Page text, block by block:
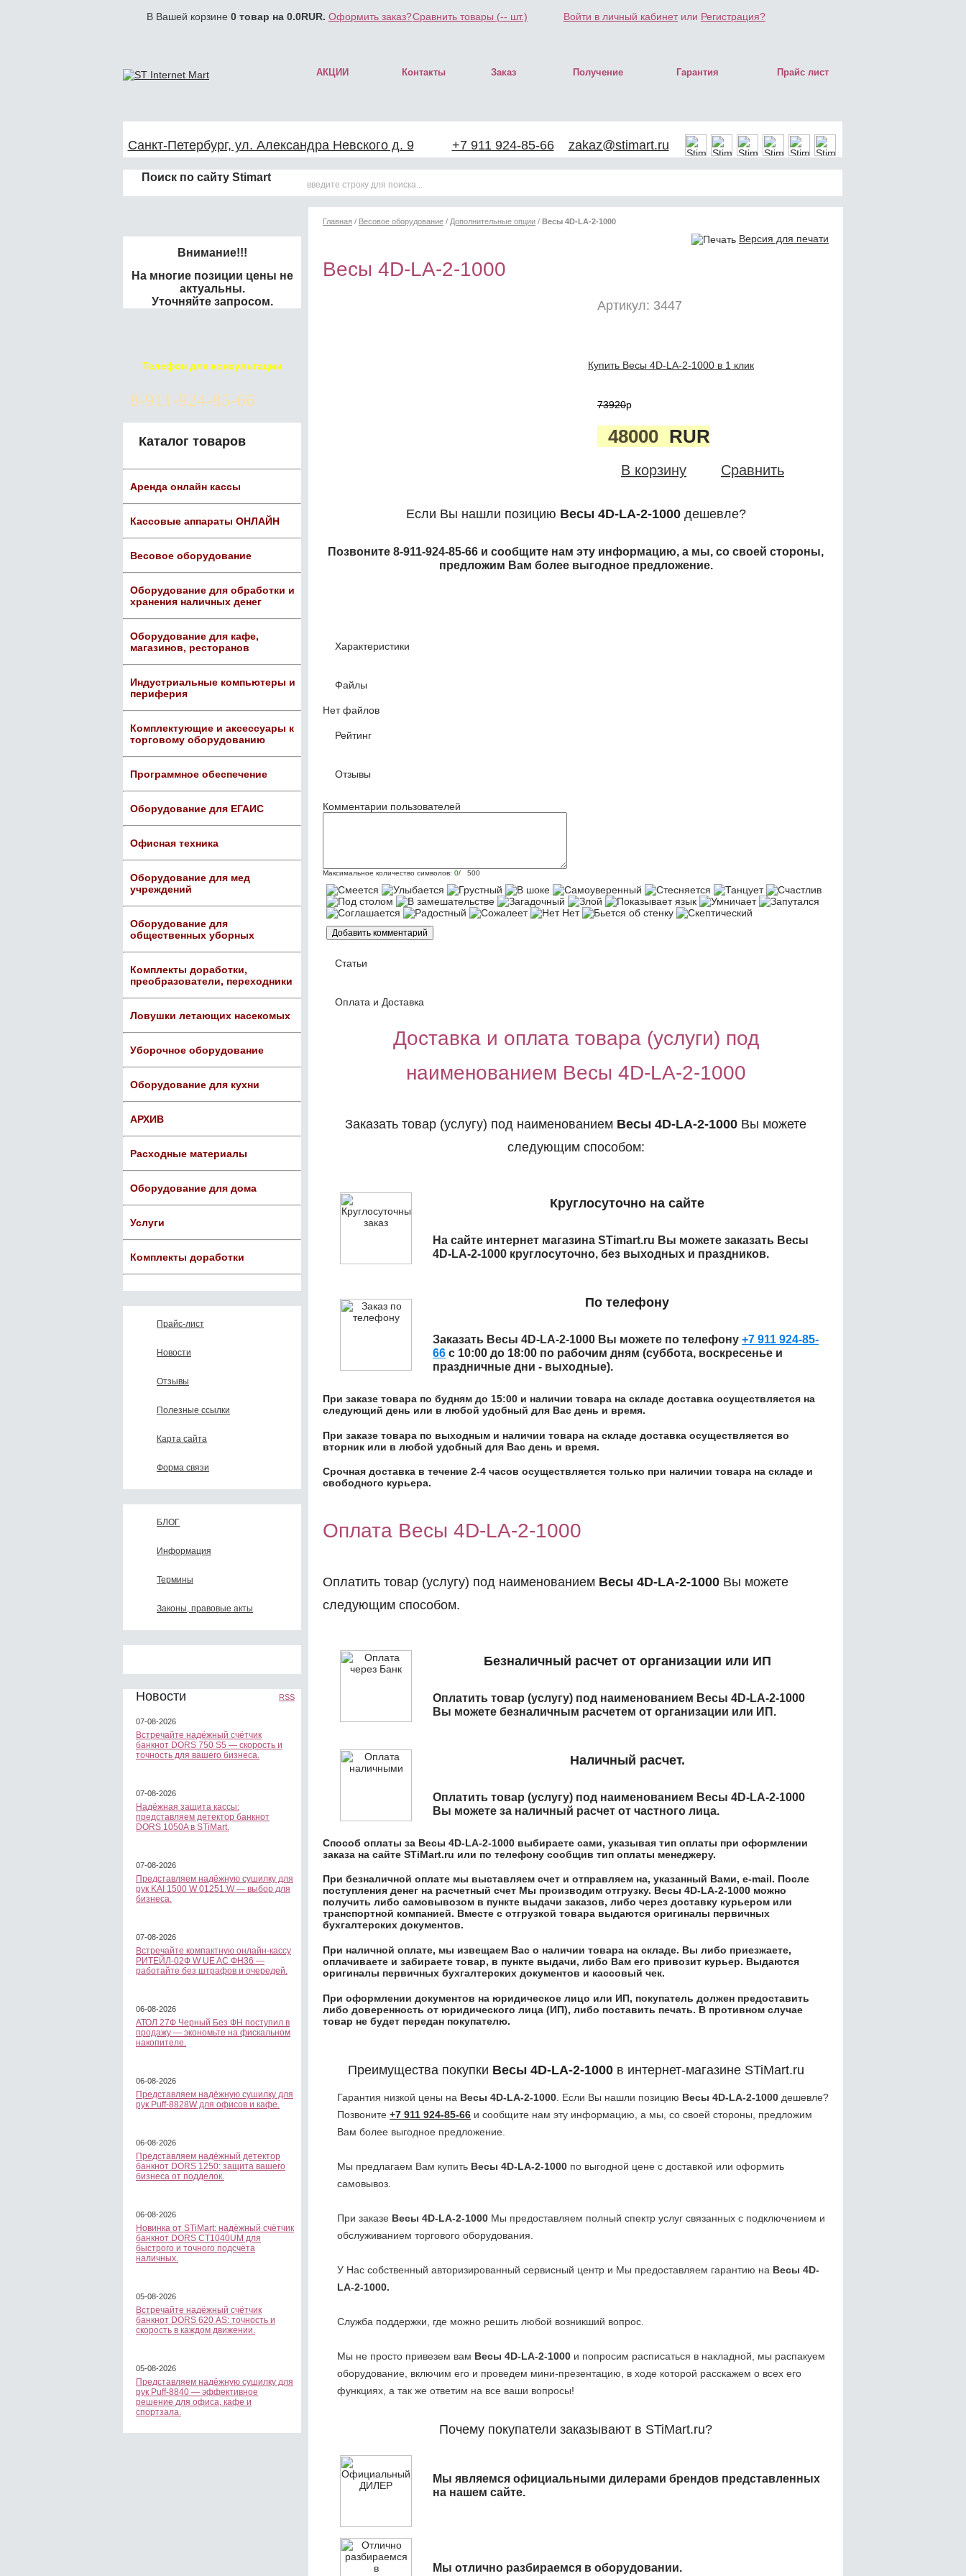
В Вашей корзине 0 товар на 0.0RUR. Оформить заказ?Сравнить товары (-- шт.) Войти в личный кабинетили Регистрация?
АКЦИИ Контакты Заказ Получение Гарантия Прайс лист
Санкт-Петербург, ул. Александра Невского д. 9 +7 911 924-85-66 zakaz@stimart.ru
Поиск по сайту Stimart
Внимание!!!
На многие позиции цены не
актуальны.
Уточняйте запросом.
Телефон для консультации
8-911-924-85-66
Каталог товаров
Аренда онлайн кассы
Кассовые аппараты ОНЛАЙН
Весовое оборудование
Оборудование для обработки и
хранения наличных денег
Оборудование для кафе,
магазинов, ресторанов
Индустриальные компьютеры и
периферия
Комплектующие и аксессуары к
торговому оборудованию
Программное обеспечение
Оборудование для ЕГАИС
Офисная техника
Оборудование для мед
учреждений
Оборудование для
общественных уборных
Комплекты доработки,
преобразователи, переходники
Ловушки летающих насекомых
Уборочное оборудование
Оборудование для кухни
АРХИВ
Расходные материалы
Оборудование для дома
Услуги
Комплекты доработки
Прайс-лист
Новости
Отзывы
Полезные ссылки
Карта сайта
Форма связи
БЛОГ
Информация
Термины
Законы, правовые акты
Новости RSS
07-08-2026
Встречайте надёжный счётчик
банкнот DORS 750 S5 — скорость и
точность для вашего бизнеса.
07-08-2026
Надёжная защита кассы:
представляем детектор банкнот
DORS 1050A в STiMart.
07-08-2026
Представляем надёжную сушилку для
рук KAI 1500 W 01251.W — выбор для
бизнеса.
07-08-2026
Встречайте компактную онлайн-кассу
РИТЕЙЛ-02Ф W UE AC ФН36 —
работайте без штрафов и очередей.
06-08-2026
АТОЛ 27Ф Черный Без ФН поступил в
продажу — экономьте на фискальном
накопителе.
06-08-2026
Представляем надёжную сушилку для
рук Puff-8828W для офисов и кафе.
06-08-2026
Представляем надёжный детектор
банкнот DORS 1250: защита вашего
бизнеса от подделок.
06-08-2026
Новинка от STiMart: надёжный счётчик
банкнот DORS CT1040UM для
быстрого и точного подсчёта
наличных.
05-08-2026
Встречайте надёжный счётчик
банкнот DORS 620 АS: точность и
скорость в каждом движении.
05-08-2026
Представляем надёжную сушилку для
рук Puff-8840 — эффективное
решение для офиса, кафе и
спортзала.
Главная / Весовое оборудование / Дополнительные опции / Весы 4D-LA-2-1000
Версия для печати
Весы 4D-LA-2-1000
Артикул: 3447
Купить Весы 4D-LA-2-1000 в 1 клик
73920p
48000 RUR
В корзину Сравнить
Если Вы нашли позицию Весы 4D-LA-2-1000дешевле?
Позвоните 8-911-924-85-66 и сообщите нам эту информацию, а мы, со своей стороны,
предложим Вам более выгодное предложение.
Характеристики
Файлы
Нет файлов
Рейтинг
Отзывы
Комментарии пользователей
Максимальное количество символов: 0/ 500
Статьи
Оплата и Доставка
Доставка и оплата товара (услуги) под
наименованием Весы 4D-LA-2-1000
Заказать товар (услугу) под наименованием Весы 4D-LA-2-1000 Вы можете
следующим способом:
Круглосуточно на сайте
На сайте интернет магазина STimart.ru Вы можете заказать Весы
4D-LA-2-1000 круглосуточно, без выходных и праздников.
По телефону
Заказать Весы 4D-LA-2-1000 Вы можете по телефону +7 911 924-85-
66 с 10:00 до 18:00 по рабочим дням (суббота, воскресенье и
праздничные дни - выходные).
При заказе товара по будням до 15:00 и наличии товара на складе доставка осуществляется на
следующий день или в любой удобный для Вас день и время.
При заказе товара по выходным и наличии товара на складе доставка осуществляется во
вторник или в любой удобный для Вас день и время.
Срочная доставка в течение 2-4 часов осуществляется только при наличии товара на складе и
свободного курьера.
Оплата Весы 4D-LA-2-1000
Оплатить товар (услугу) под наименованием Весы 4D-LA-2-1000 Вы можете
следующим способом.
Безналичный расчет от организации или ИП
Оплатить товар (услугу) под наименованием Весы 4D-LA-2-1000
Вы можете безналичным расчетем от организации или ИП.
Наличный расчет.
Оплатить товар (услугу) под наименованием Весы 4D-LA-2-1000
Вы можете за наличный расчет от частного лица.
Способ оплаты за Весы 4D-LA-2-1000 выбираете сами, указывая тип оплаты при оформлении
заказа на сайте STiMart.ru или по телефону сообщив тип оплаты менеджеру.
При безналичной оплате мы выставляем счет и отправляем на, указанный Вами, e-mail. После
поступления денег на расчетный счет Мы производим отгрузку. Весы 4D-LA-2-1000 можно
получить либо самовывозом в пункте выдачи заказов, либо через доставку курьером или
транспортной компанией. Вместе с отгрузкой товара выдаются оригиналы первичных
бухгалтерских документов.
При наличной оплате, мы извещаем Вас о наличии товара на складе. Вы либо приезжаете,
оплачиваете и забираете товар, в пункте выдачи, либо Вам его привозит курьер. Выдаются
оригиналы первичных бухгалтерских документов и кассовый чек.
При оформлении документов на юридическое лицо или ИП, покупатель должен предоставить
либо доверенность от юридического лица (ИП), либо поставить печать. В противном случае
товар не будет передан покупателю.
Преимущества покупки Весы 4D-LA-2-1000в интернет-магазине STiMart.ru
Гарантия низкой цены на Весы 4D-LA-2-1000. Если Вы нашли позицию Весы 4D-LA-2-1000 дешевле?
Позвоните +7 911 924-85-66 и сообщите нам эту информацию, а мы, со своей стороны, предложим
Вам более выгодное предложение.
Мы предлагаем Вам купить Весы 4D-LA-2-1000 по выгодной цене с доставкой или оформить
самовывоз.
При заказе Весы 4D-LA-2-1000 Мы предоставляем полный спектр услуг связанных с подключением и
обслуживанием торгового оборудования.
У Нас собственный авторизированный сервисный центр и Мы предоставляем гарантию на Весы 4D-
LA-2-1000.
Служба поддержки, где можно решить любой возникший вопрос.
Мы не просто привезем вам Весы 4D-LA-2-1000 и попросим расписаться в накладной, мы распакуем
оборудование, включим его и проведем мини-презентацию, в ходе которой расскажем о всех его
функциях, а так же ответим на все ваши вопросы!
Почему покупатели заказывают в STiMart.ru?
Мы являемся официальными дилерами брендов представленных
на нашем сайте.
Мы отлично разбираемся в оборудовании.